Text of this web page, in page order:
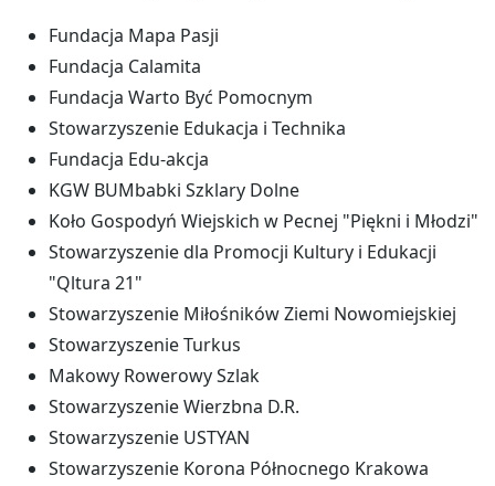
Fundacja Mapa Pasji
Fundacja Calamita
Fundacja Warto Być Pomocnym
Stowarzyszenie Edukacja i Technika
Fundacja Edu-akcja
KGW BUMbabki Szklary Dolne
Koło Gospodyń Wiejskich w Pecnej "Piękni i Młodzi"
Stowarzyszenie dla Promocji Kultury i Edukacji
"Qltura 21"
Stowarzyszenie Miłośników Ziemi Nowomiejskiej
Stowarzyszenie Turkus
Makowy Rowerowy Szlak
Stowarzyszenie Wierzbna D.R.
Stowarzyszenie USTYAN
Stowarzyszenie Korona Północnego Krakowa